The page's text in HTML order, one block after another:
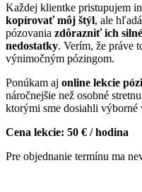
Každej klientke pristupujem
kopírovať môj štýl, ale
pózovania zdôrazniť ich
nedostatky. Verím, že práve
výnimočným pózingom.
Ponúkam aj online lekcie
náročnejšie než osobné
ktorými sme dosiahli výborné
Cena lekcie: 50 € / hodina
Pre objednanie termínu ma